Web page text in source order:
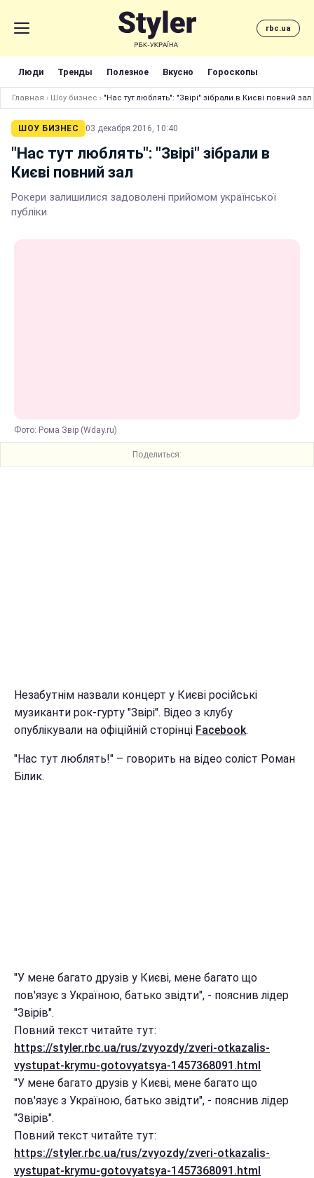
rbc.ua
Люди Тренды Полезное Вкусно Гороскопы
Главная › Шоу бизнес › "Нас тут люблять": "Звірі" зібрали в Києві повний зал
ШОУ БИЗНЕС 03 декабря 2016, 10:40
"Нас тут люблять": "Звірі" зібрали в
Києві повний зал
Рокери залишилися задоволені прийомом української
публіки
Фото: Рома Звір (Wday.ru)
Поделиться:
Незабутнім назвали концерт у Києві російські
музиканти рок-гурту "Звірі". Відео з клубу
опублікували на офіційній сторінці Facebook.
"Нас тут люблять!" – говорить на відео соліст Роман
Білик.
"У мене багато друзів у Києві, мене багато що
пов'язує з Україною, батько звідти", - пояснив лідер
"Звірів".
Повний текст читайте тут:
https://styler.rbc.ua/rus/zvyozdy/zveri-otkazalis-
vystupat-krymu-gotovyatsya-1457368091.html
"У мене багато друзів у Києві, мене багато що
пов'язує з Україною, батько звідти", - пояснив лідер
"Звірів".
Повний текст читайте тут:
https://styler.rbc.ua/rus/zvyozdy/zveri-otkazalis-
vystupat-krymu-gotovyatsya-1457368091.html